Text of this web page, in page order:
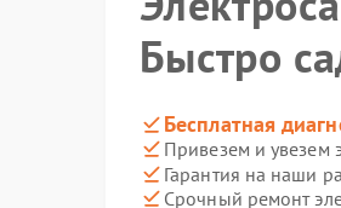
Быстро
Бесплатная
Привезем и увезем
Гарантия на наши
Срочный ремонт